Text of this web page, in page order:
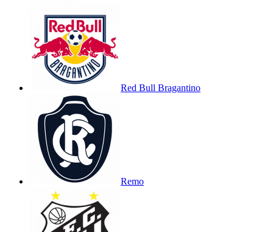
Red Bull Bragantino
Remo